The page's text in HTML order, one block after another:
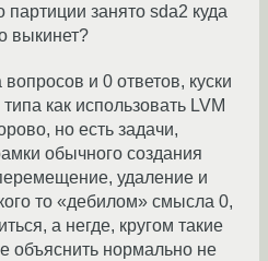
партиции занято sda2 куда
выкинет?
и 0 ответов, куски
как использовать LVM
но есть задачи,
обычного создания
удаление и
то «дебилом» смысла 0,
а негде, кругом такие
объяснить нормально не